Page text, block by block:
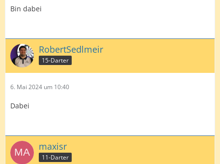
Bin dabei
RobertSedlmeir
15-Darter
6. Mai 2024 um 10:40
Dabei
maxisr
11-Darter